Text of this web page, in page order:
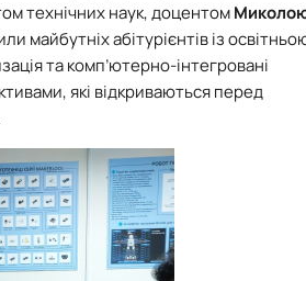
технічних наук, доцентом
майбутніх абітурієнтів із
та комп’ютерно-інтегровані
які відкриваються перед